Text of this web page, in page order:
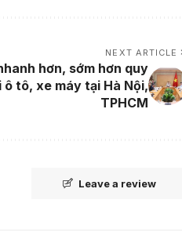
NEXT ARTICLE
hơn, sớm hơn quy
tô, xe máy tại Hà Nội,
TPHCM
Leave a review